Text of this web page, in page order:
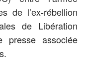
de l’ex-rébellion
de Libération
presse associée